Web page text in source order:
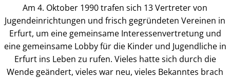
Am 4. Oktober 1990 trafen sich 13 Vertreter von
Jugendeinrichtungen und frisch gegründeten Vereinen in
Erfurt, um eine gemeinsame Interessenvertretung und
eine gemeinsame Lobby für die Kinder und Jugendliche in
Erfurt ins Leben zu rufen. Vieles hatte sich durch die
Wende geändert, vieles war neu, vieles Bekanntes brach